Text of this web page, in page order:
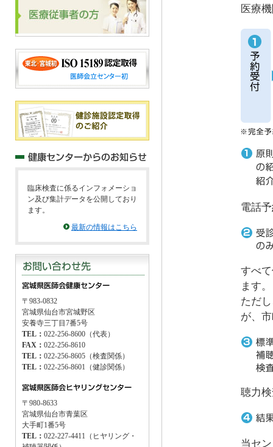
臨床検査に係るインフォメーショ
ン及び集計データを公開しており
ます。
最新の情報はこちら
〒983-0832
宮城県仙台市宮城野区
安養寺三丁目7番5号
TEL： 022-256-8600（代表）
FAX： 022-256-8610
TEL： 022-256-8605（検査関係）
TEL： 022-256-8601（健診関係）
〒980-8633
宮城県仙台市青葉区
大手町1番5号
TEL： 022-227-4411（ヒヤリング・
医療
電話
すべ
ます。
ただ
が、
聴力
当セ